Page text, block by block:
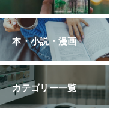
本・小説・漫画
カテゴリー一覧